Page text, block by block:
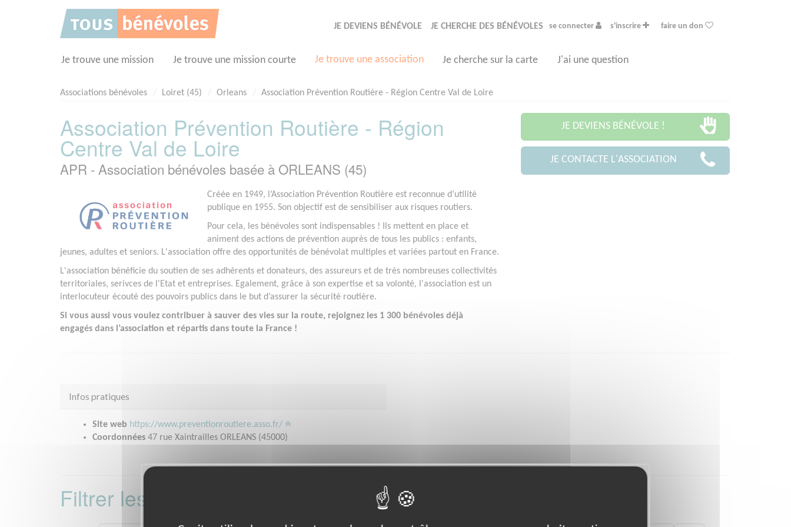
JE DEVIENS BÉNÉVOLE JE CHERCHE DES BÉNÉVOLES se connecter s'inscrire faire un don
Je trouve une mission Je trouve une mission courte Je trouve une association Je cherche sur la carte J'ai une question
Associations bénévoles Loiret (45) Orleans Association Prévention Routière - Région Centre Val de Loire
Association Prévention Routière - Région
Centre Val de Loire
APR - Association bénévoles basée à ORLEANS (45)
Créée en 1949, l’Association Prévention Routière est reconnue d’utilité
publique en 1955. Son objectif est de sensibiliser aux risques routiers.
Pour cela, les bénévoles sont indispensables ! Ils mettent en place et
animent des actions de prévention auprès de tous les publics : enfants,
jeunes, adultes et seniors. L'association offre des opportunités de bénévolat multiples et variées partout en France.
L'association bénéficie du soutien de ses adhérents et donateurs, des assureurs et de très nombreuses collectivités
territoriales, serivces de l'Etat et entreprises. Egalement, grâce à son expertise et sa volonté, l'association est un
interlocuteur écouté des pouvoirs publics dans le but d’assurer la sécurité routière.
Si vous aussi vous voulez contribuer à sauver des vies sur la route, rejoignez les 1 300 bénévoles déjà
engagés dans l’association et répartis dans toute la France !
JE DEVIENS BÉNÉVOLE !
JE CONTACTE L'ASSOCIATION
Infos pratiques
Site web https://www.preventionroutiere.asso.fr/
Coordonnées 47 rue Xaintrailles ORLEANS (45000)
Filtrer les missions bénévoles par département :